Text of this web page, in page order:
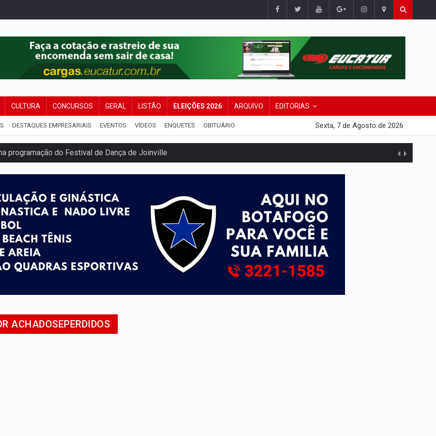
CULTURA CONCURSOS GERAL LISTÃO ELEIÇÕES 2026 ARQUIVO EDITORIAS
DESTAQUES EMPRESARIAIS EVENTOS VÍDEOS ENQUETES OBITUÁRIO Sexta, 7 de Agosto de 2026
programação do Festival de Dança de Joinville
de digitação' em declaração de patrimônio de R$ 29 mi
adicional de incentivo com efeitos retroativos
Eletrônico Nº 12/2026 - UASG 200095
de drogas em fundo falso de caminhão
na promoção de dia dos Pais
na frente de comércio
espera, asfalto chega ao bairro Nova Esperança
ACHADOSEPERDIDOS